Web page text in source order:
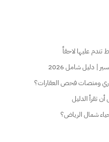
| دليل شامل 2026
ومنصات فحص العقارات؟
تقرأ الدليل
شمال الرياض؟